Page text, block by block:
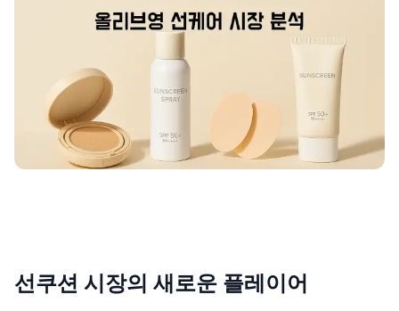
제품비교
Login
선쿠션 시장의 새로운 플레이어